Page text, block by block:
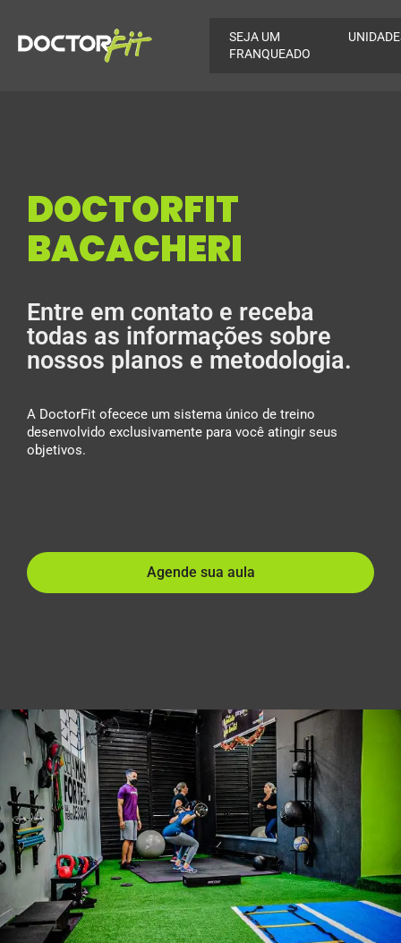
SEJA UM
FRANQUEADO
DOCTORFIT
BACACHERI
Entre em contato e receba
todas as informações sobre
nossos planos e metodologia.
A DoctorFit ofecece um sistema único de treino
desenvolvido exclusivamente para você atingir seus
objetivos.
Agende sua aula